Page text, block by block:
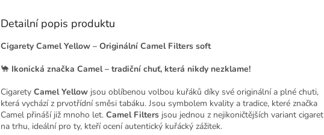
Detailní popis produktu
Cigarety Camel Yellow – Originální Camel Filters soft
🐪 Ikonická značka Camel – tradiční chuť, která nikdy nezklame!
Cigarety Camel Yellow jsou oblíbenou volbou kuřáků díky své originální a plné chuti,
která vychází z prvotřídní směsi tabáku. Jsou symbolem kvality a tradice, které značka
Camel přináší již mnoho let. Camel Filters jsou jednou z nejikoničtějších variant cigaret
na trhu, ideální pro ty, kteří ocení autentický kuřácký zážitek.